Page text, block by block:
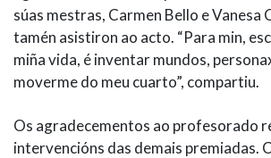
súas mestras, Carmen Bello e Vanesa
tamén asistiron ao acto. “Para min,
miña vida, é inventar mundos,
moverme do meu cuarto”, compartiu.
Os agradecementos ao profesorado
intervencións das demais premiadas.